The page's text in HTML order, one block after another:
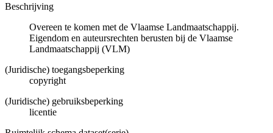
Beschrijving
Overeen te komen met de Vlaamse Landmaatschappij.
Eigendom en auteursrechten berusten bij de Vlaamse
Landmaatschappij (VLM)
(Juridische) toegangsbeperking
copyright
(Juridische) gebruiksbeperking
licentie